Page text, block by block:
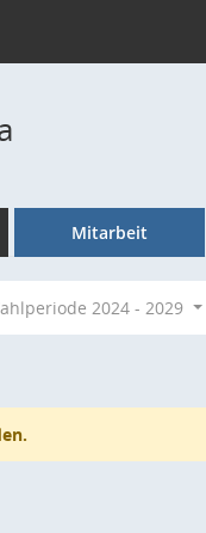
Mitarbeit
2024 - 2029